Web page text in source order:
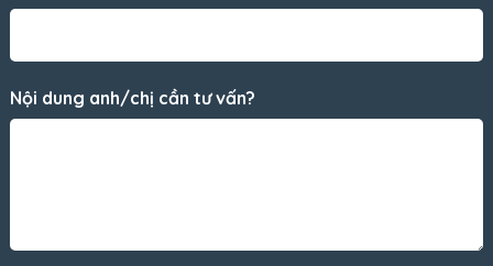
Nội dung anh/chị cần tư vấn?